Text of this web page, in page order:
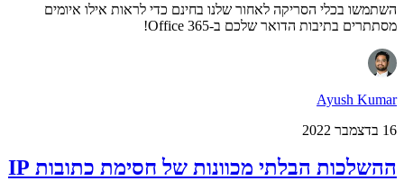
השתמשו בכלי הסריקה לאחור שלנו בחינם כדי לראות אילו איומים
מסתתרים בתיבות הדואר שלכם ב-Office 365!
Ayush Kumar
16 בדצמבר 2022
ההשלכות הבלתי מכוונות של חסימת כתובות IP